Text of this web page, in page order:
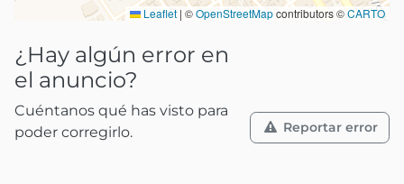
Leaflet | ©OpenStreetMapcontributors ©CARTO
¿Hay algún error en
el anuncio?
Cuéntanos qué has visto para
poder corregirlo.
Reportar error